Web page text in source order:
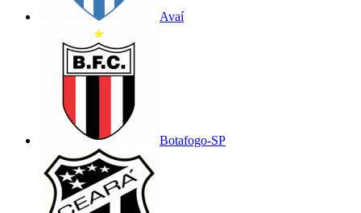
Avaí
Botafogo-SP